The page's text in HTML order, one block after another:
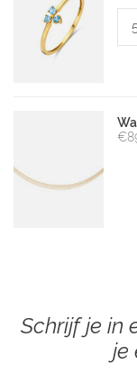
Schrijf je in
je